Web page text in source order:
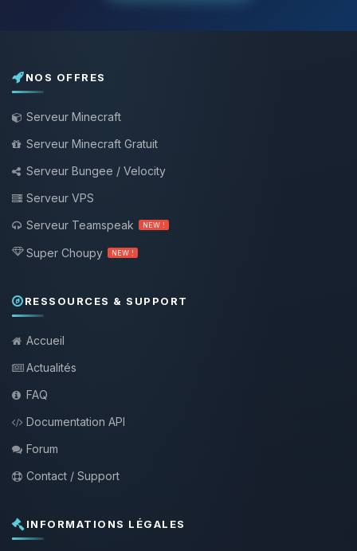
NOS OFFRES
Serveur Minecraft
Serveur Minecraft Gratuit
Serveur Bungee / Velocity
Serveur VPS
Serveur Teamspeak
NEW !
Super Choupy NEW !
RESSOURCES & SUPPORT
Accueil
Actualités
FAQ
Documentation API
Forum
Contact / Support
INFORMATIONS LÉGALES